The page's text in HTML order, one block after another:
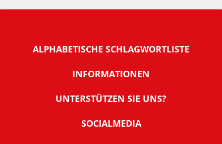
ALPHABETISCHE SCHLAGWORTLISTE
INFORMATIONEN
Warum NachDenkSeiten
Tipps zur Nutzung der NachDenkSeiten
UNTERSTÜTZEN SIE UNS?
SOCIALMEDIA